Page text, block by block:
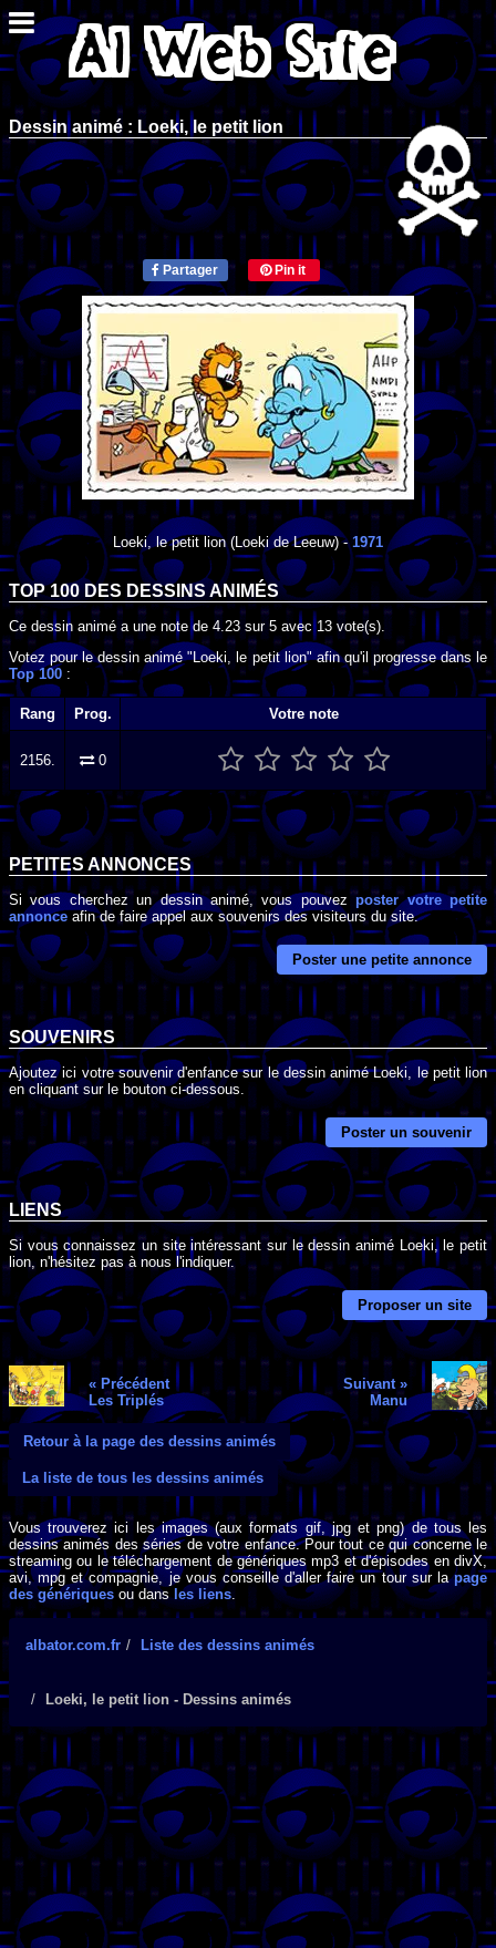
Dessin animé : Loeki, le petit lion
Partager Pin it
Loeki, le petit lion(Loeki de Leeuw) -1971
TOP 100 DES DESSINS ANIMÉS
Ce dessin animé a une note de 4.23 sur 5 avec13 vote(s).
Votez pour le dessin animé "Loeki, le petit lion" afin qu'il progresse dans le
Top 100 :
Rang Prog. Votre note
2156. 0
PETITES ANNONCES
Si vous cherchez un dessin animé, vous pouvezposter votre petite
annonce afin de faire appel aux souvenirs des visiteurs du site.
Poster une petite annonce
SOUVENIRS
Ajoutez ici votre souvenir d'enfance sur le dessin animé Loeki, le petit lion
en cliquant sur le bouton ci-dessous.
Poster un souvenir
LIENS
Si vous connaissez un site intéressant sur le dessin animé Loeki, le petit
lion, n'hésitez pas à nous l'indiquer.
Proposer un site
« Précédent
Les Triplés
Suivant »
Manu
Retour à la page des dessins animés
La liste de tous les dessins animés
Vous trouverez ici les images (aux formats gif, jpg et png) de tous les
dessins animés des séries de votre enfance. Pour tout ce qui concerne le
streaming ou le téléchargement de génériques mp3 et d'épisodes en divX,
avi, mpg et compagnie, je vous conseille d'aller faire un tour sur lapage
des génériques ou dans les liens.
albator.com.fr Liste des dessins animés
Loeki, le petit lion - Dessins animés